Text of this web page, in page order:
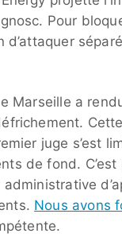
Pour
Marseille a
juge s’est
de fond.
Nous avons